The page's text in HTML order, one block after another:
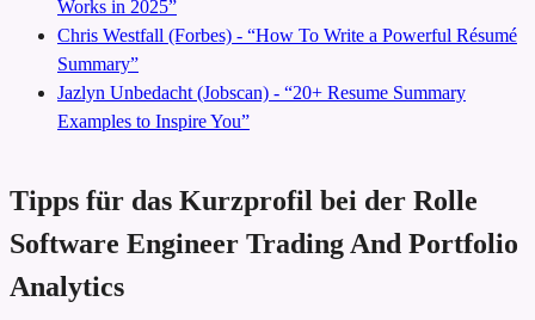
Works in 2025”
Chris Westfall (Forbes) - “How To Write a Powerful Résumé
Summary”
Jazlyn Unbedacht (Jobscan) - “20+ Resume Summary
Examples to Inspire You”
Tipps für das Kurzprofil bei der Rolle
Software Engineer Trading And Portfolio
Analytics